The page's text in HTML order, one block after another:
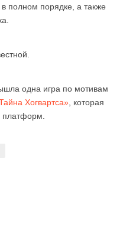
полном порядке, а также
одна игра по мотивам
Хогвартса», которая
платформ.